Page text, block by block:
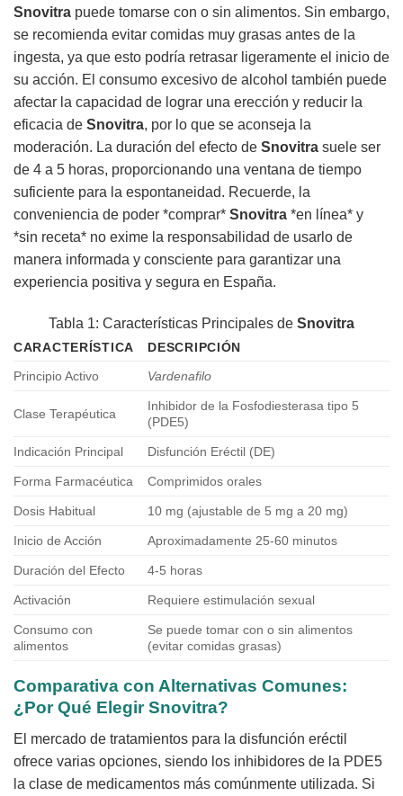
Snovitra puede tomarse con o sin alimentos. Sin embargo,
se recomienda evitar comidas muy grasas antes de la
ingesta, ya que esto podría retrasar ligeramente el inicio de
su acción. El consumo excesivo de alcohol también puede
afectar la capacidad de lograr una erección y reducir la
eficacia de Snovitra, por lo que se aconseja la
moderación. La duración del efecto de Snovitra suele ser
de 4 a 5 horas, proporcionando una ventana de tiempo
suficiente para la espontaneidad. Recuerde, la
conveniencia de poder *comprar* Snovitra *en línea* y
*sin receta* no exime la responsabilidad de usarlo de
manera informada y consciente para garantizar una
experiencia positiva y segura en España.
Tabla 1: Características Principales de Snovitra
CARACTERÍSTICA
DESCRIPCIÓN
Principio Activo
Vardenafilo
Clase Terapéutica
Inhibidor de la Fosfodiesterasa tipo 5
(PDE5)
Indicación Principal Disfunción Eréctil (DE)
Forma Farmacéutica Comprimidos orales
Dosis Habitual 10 mg (ajustable de 5 mg a 20 mg)
Inicio de Acción Aproximadamente 25-60 minutos
Duración del Efecto 4-5 horas
Activación Requiere estimulación sexual
Consumo con
alimentos
Se puede tomar con o sin alimentos
(evitar comidas grasas)
Comparativa con Alternativas Comunes:
¿Por Qué ElegirSnovitra?
El mercado de tratamientos para la disfunción eréctil
ofrece varias opciones, siendo los inhibidores de la PDE5
la clase de medicamentos más comúnmente utilizada. Si